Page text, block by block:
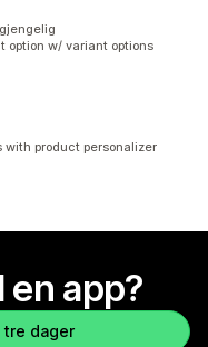
option w/ variant options
with product personalizer
app?
tre dager